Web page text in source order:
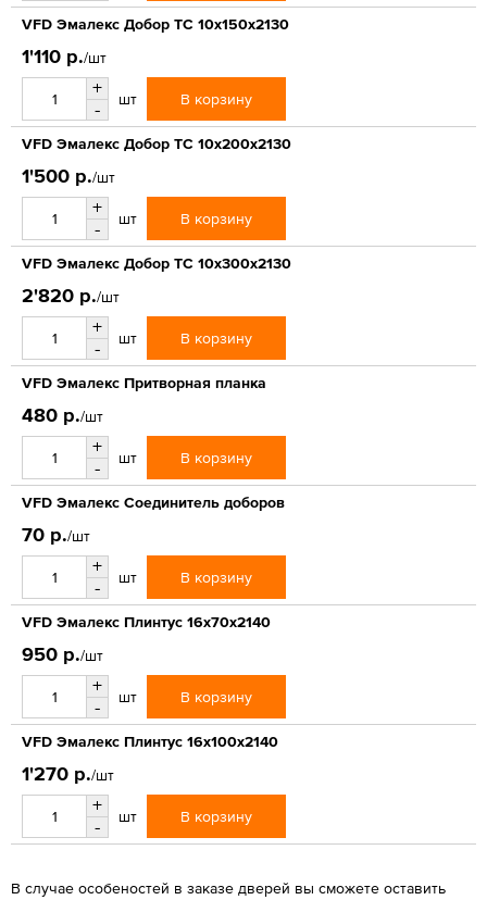
VFD Эмалекс Добор ТС 10x150x2130
1'110 р./шт
+
-
шт В корзину
VFD Эмалекс Добор ТС 10x200x2130
1'500 р./шт
+
-
шт В корзину
VFD Эмалекс Добор ТС 10x300x2130
2'820 р./шт
+
-
шт В корзину
VFD Эмалекс Притворная планка
480 р./шт
+
-
шт В корзину
VFD Эмалекс Соединитель доборов
70 р./шт
+
-
шт В корзину
VFD Эмалекс Плинтус 16x70x2140
950 р./шт
+
-
шт В корзину
VFD Эмалекс Плинтус 16x100x2140
1'270 р./шт
+
-
шт В корзину
В случае особеностей в заказе дверей вы сможете оставить